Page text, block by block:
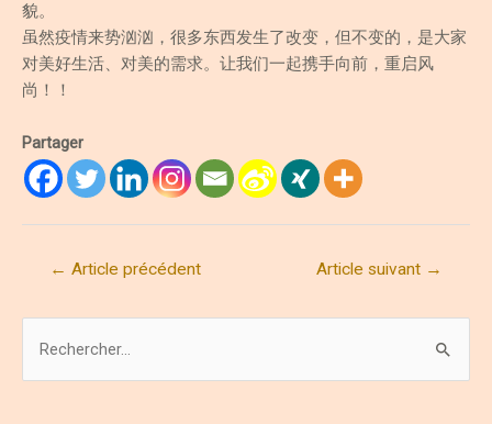
貌。
虽然疫情来势汹汹，很多东西发生了改变，但不变的，是大家
对美好生活、对美的需求。让我们一起携手向前，重启风
尚！！
Partager
Navigation
l’article
← Article précédent Article suivant →